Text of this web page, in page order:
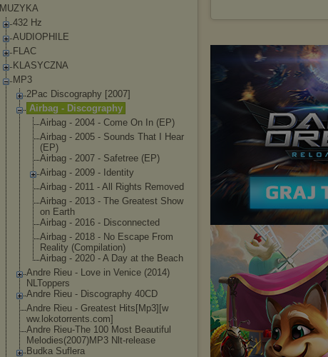
MUZYKA
432 Hz
AUDIOPHILE
FLAC
KLASYCZNA
MP3
2Pac Discography [2007]
Airbag - Discography
Airbag - 2004 - Come On In (EP)
Airbag - 2005 - Sounds That I Hear
(EP)
Airbag - 2007 - Safetree (EP)
Airbag - 2009 - Identity
Airbag - 2011 - All Rights Removed
Airbag - 2013 - The Greatest Show
on Earth
Airbag - 2016 - Disconnected
Airbag - 2018 - No Escape From
Reality (Compilation)
Airbag - 2020 - A Day at the Beach
Andre Rieu - Love in Venice (2014)
NLToppers
Andre Rieu - Discography 40CD
Andre Rieu - Greatest Hits[Mp3][w
ww.lokotorrents.com]
Andre Rieu-The 100 Most Beautiful
Melodies(2007)MP3 Nlt-release
Budka Suflera